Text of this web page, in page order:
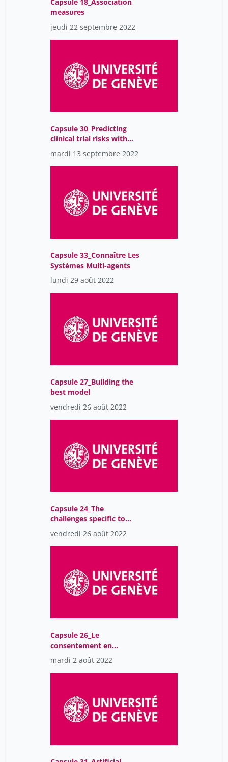
measures
jeudi 22 septembre 2022
Capsule 30_Predicting
clinical trial risks with
machine learning
mardi 13 septembre 2022
Capsule 33_Connaître Les
Systèmes Multi-agents
lundi 29 août 2022
Capsule 27_Building the
best model
vendredi 26 août 2022
Capsule 24_The
challenges specific to
data management
vendredi 26 août 2022
Capsule 26_Le
consentement en
recherche: enjeux et
modèles existants
mardi 2 août 2022